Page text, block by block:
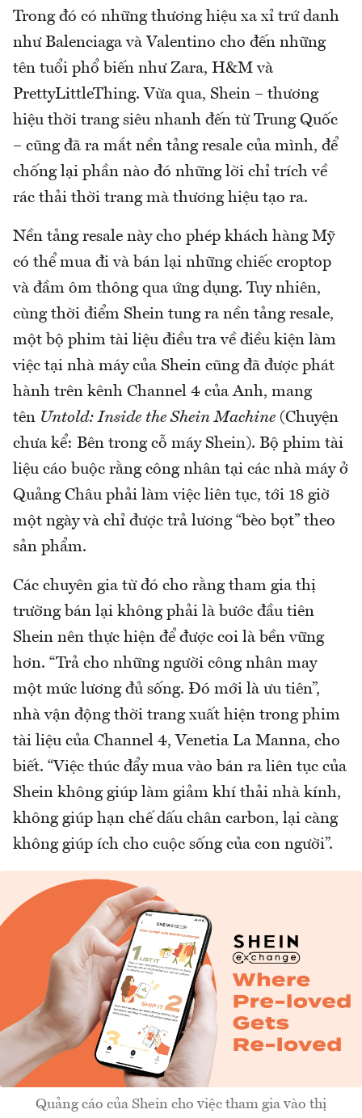
Trong đó có những thương hiệu xa xỉ trứ danh
như Balenciaga và Valentino cho đến những
tên tuổi phổ biến như Zara, H&M và
PrettyLittleThing. Vừa qua, Shein – thương
hiệu thời trang siêu nhanh đến từ Trung Quốc
– cũng đã ra mắt nền tảng resale của mình, để
chống lại phần nào đó những lời chỉ trích về
rác thải thời trang mà thương hiệu tạo ra.
Nền tảng resale này cho phép khách hàng Mỹ
có thể mua đi và bán lại những chiếc croptop
và đầm ôm thông qua ứng dụng. Tuy nhiên,
cùng thời điểm Shein tung ra nền tảng resale,
một bộ phim tài liệu điều tra về điều kiện làm
việc tại nhà máy của Shein cũng đã được phát
hành trên kênh Channel 4 của Anh, mang
tên Untold: Inside the Shein Machine (Chuyện
chưa kể: Bên trong cỗ máy Shein). Bộ phim tài
liệu cáo buộc rằng công nhân tại các nhà máy ở
Quảng Châu phải làm việc liên tục, tới 18 giờ
một ngày và chỉ được trả lương “bèo bọt” theo
sản phẩm.
Các chuyên gia từ đó cho rằng tham gia thị
trường bán lại không phải là bước đầu tiên
Shein nên thực hiện để được coi là bền vững
hơn. “Trả cho những người công nhân may
một mức lương đủ sống. Đó mới là ưu tiên”,
nhà vận động thời trang xuất hiện trong phim
tài liệu của Channel 4, Venetia La Manna, cho
biết. “Việc thúc đẩy mua vào bán ra liên tục của
Shein không giúp làm giảm khí thải nhà kính,
không giúp hạn chế dấu chân carbon, lại càng
không giúp ích cho cuộc sống của con người”.
Quảng cáo của Shein cho việc tham gia vào thị